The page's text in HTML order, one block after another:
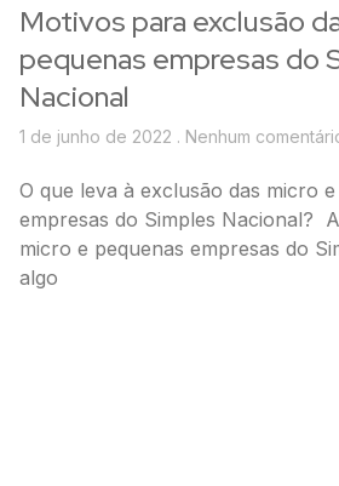
Motivos para exclusão
pequenas empresas do
Nacional
1 de junho de 2022 Nenhum
O que leva à exclusão das micro
empresas do Simples Nacional?
micro e pequenas empresas do
algo